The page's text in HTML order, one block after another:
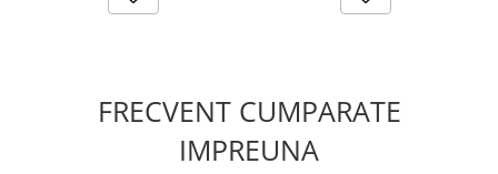
FRECVENT CUMPARATE
IMPREUNA